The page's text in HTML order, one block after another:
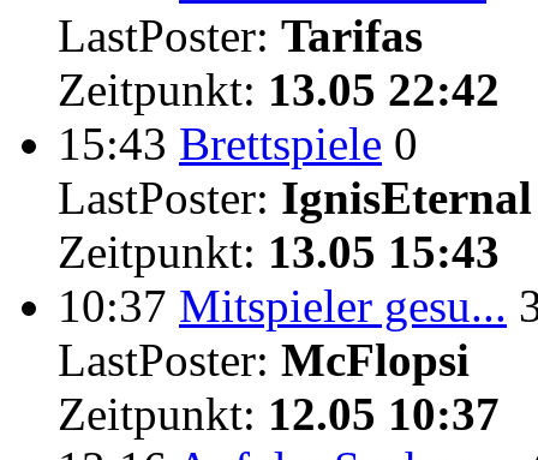
LastPoster: Tarifas
Zeitpunkt: 13.05 22:42
15:43 Brettspiele 0
LastPoster: IgnisEternal
Zeitpunkt: 13.05 15:43
10:37 Mitspieler gesu...
LastPoster: McFlopsi
Zeitpunkt: 12.05 10:37